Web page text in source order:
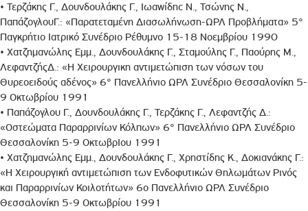
• Τερζάκης Γ., Δουνδουλάκης Γ., Ιωαwίδηc Ν., Τσώνης Ν.,
ΠαπάζογλουΓ.: «Παρατεταμένη Διασωλήνωση-ΩΡΛ Προβλήματα» 5°
Παγκρήτιο Ιατρικό Συνέδριο Ρέθυμνο 15-18 Νοεμβρίου 1990
• Χατζημανώλης Εμμ., Δουνδουλάκης Γ., Σταμούλης Γ., Παούρης M.,
ΛεφαvτζήςΔ.: «Η Χειρουργικη αvτιμετώπιση των νόσων του
Θυρεοειδούς αδένος» 6° Πανελλήνιο ΩΡΛ Συνέδριο Θεσσαλονίκη 5-
9 Οκτωβρίου 1991
• Παπάζογλου Γ., Δουνδουλάκης Γ., Τερζάκης Γ., Λεφαvτζής Δ.:
«Οστεώματα Παραρρινίων Κόλπων» 6° Πανελλήνιο ΩΡΛ Συνέδριο
Θεσσαλονίκη 5-9 ΟκτωβρΙου 1991
• Χατζημανώλης Εμμ., Δουνδουλάκης Γ., Χρηστίδης Κ., Δοκιανάκης Γ.:
«Η Χειρουργική αvτιμετώπιση των Ενδοφυτικών Θηλωμάτων Ρινός
και Παραρρινίων Κοιλοτήτων» 6ο Πανελλήνιο ΩΡΛ Συνέδριο
Θεσσαλονίκη 5-9 Οκτωβρίου 1991